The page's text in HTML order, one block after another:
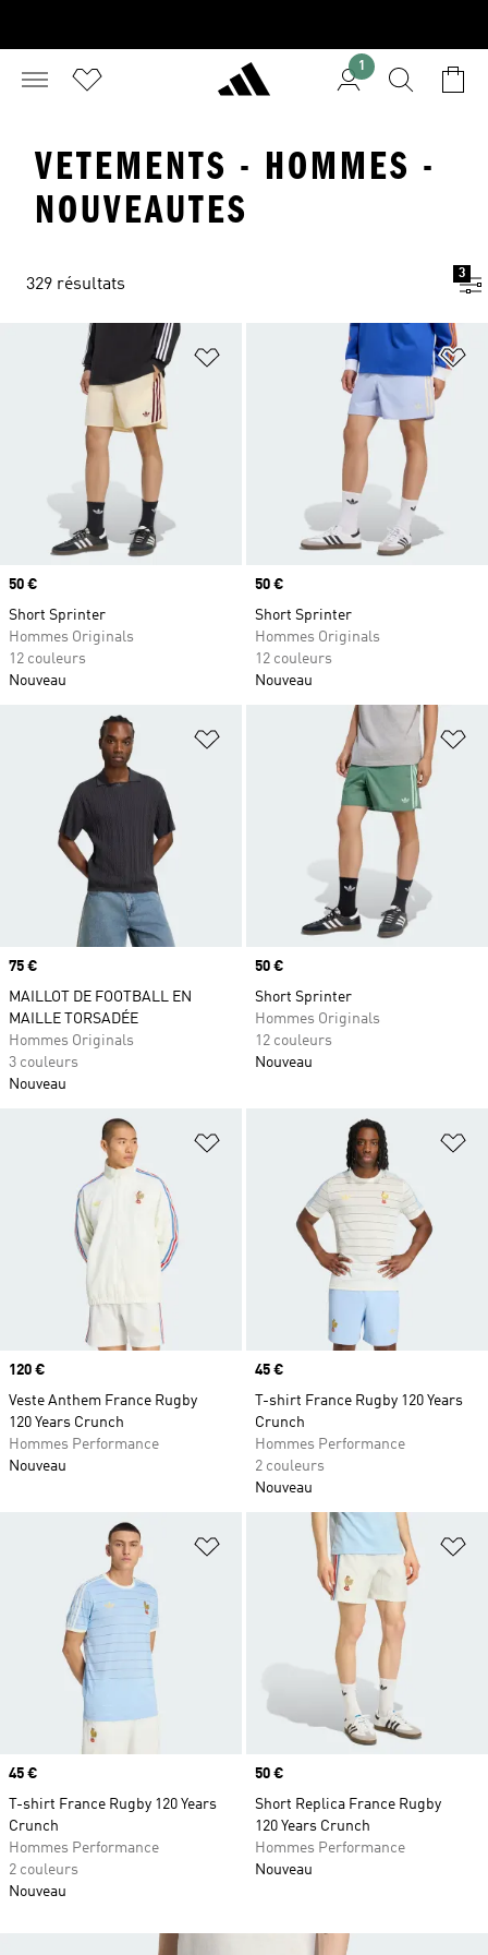
1
VETEMENTS - HOMMES -
NOUVEAUTES
329 résultats
3
Ajouter à la Liste de produits
Prix
50 €
Short Sprinter
Hommes Originals
12 couleurs
Nouveau
Prix
50 €
Short Sprinter
Hommes Originals
12 couleurs
Nouveau
Ajouter à la Liste de produits
Prix
75 €
MAILLOT DE FOOTBALL EN
MAILLE TORSADÉE
Hommes Originals
3 couleurs
Nouveau
Prix
50 €
Short Sprinter
Hommes Originals
12 couleurs
Nouveau
Ajouter à la Liste de produits
Prix
120 €
Veste Anthem France Rugby
120 Years Crunch
Hommes Performance
Nouveau
Prix
45 €
T-shirt France Rugby 120 Years
Crunch
Hommes Performance
2 couleurs
Nouveau
Ajouter à la Liste de produits
Prix
45 €
T-shirt France Rugby 120 Years
Crunch
Hommes Performance
2 couleurs
Nouveau
Prix
50 €
Short Replica France Rugby
120 Years Crunch
Hommes Performance
Nouveau